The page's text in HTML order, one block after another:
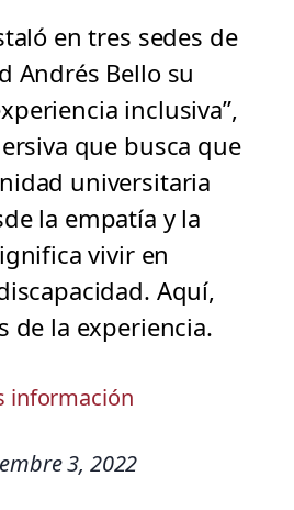
en tres sedes de
Andrés Bello su
inclusiva”,
que busca que
universitaria
la empatía y la
vivir en
Aquí,
de la experiencia.
información
3, 2022